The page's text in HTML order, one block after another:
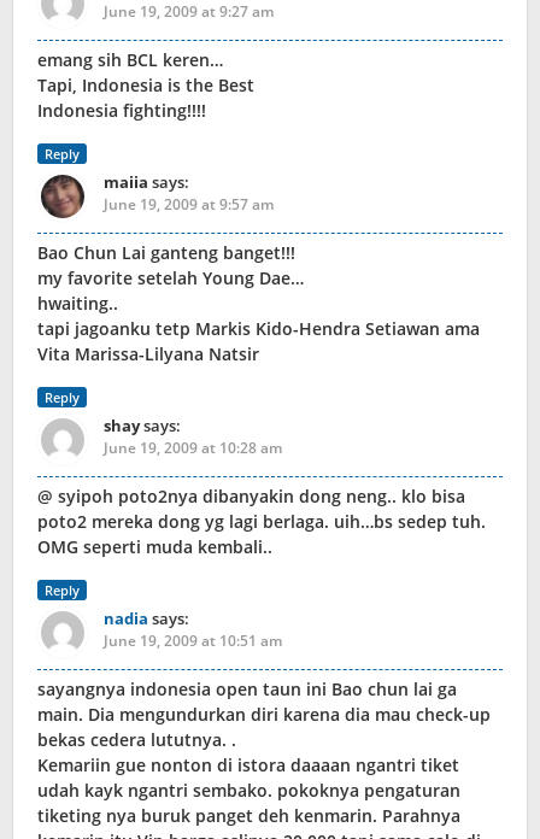
June 19, 2009 at 9:27 am
emang sih BCL keren…
Tapi, Indonesia is the Best
Indonesia fighting!!!!
Reply
maiia says:
June 19, 2009 at 9:57 am
Bao Chun Lai ganteng banget!!!
my favorite setelah Young Dae…
hwaiting..
tapi jagoanku tetp Markis Kido-Hendra Setiawan ama
Vita Marissa-Lilyana Natsir
Reply
shaysays:
June 19, 2009 at 10:28 am
@ syipoh poto2nya dibanyakin dong neng.. klo bisa
poto2 mereka dong yg lagi berlaga. uih…bs sedep tuh.
OMG seperti muda kembali..
Reply
nadia says:
June 19, 2009 at 10:51 am
sayangnya indonesia open taun ini Bao chun lai ga
main. Dia mengundurkan diri karena dia mau check-up
bekas cedera lututnya. .
Kemariin gue nonton di istora daaaan ngantri tiket
udah kayk ngantri sembako. pokoknya pengaturan
tiketing nya buruk panget deh kenmarin. Parahnya